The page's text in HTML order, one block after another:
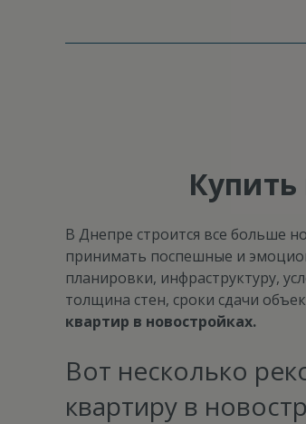
Купить
В Днепре строится все больше
принимать поспешные и
планировки, инфраструктуру,
толщина стен, сроки сдачи
квартир в новостройках.
Вот несколько
квартиру в